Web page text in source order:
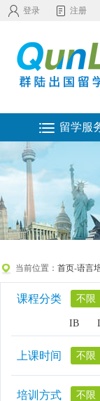
登录 注册
留学服
当前位置： 首页-语言
课程分类 不限
IB
上课时间 不限
培训方式 不限